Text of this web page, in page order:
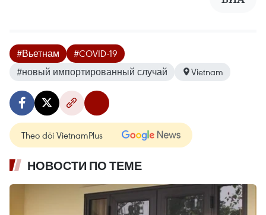
#Вьетнам
#COVID-19
#новый импортированный случай
Vietnam
Theo dõi VietnamPlus
НОВОСТИ ПО ТЕМЕ